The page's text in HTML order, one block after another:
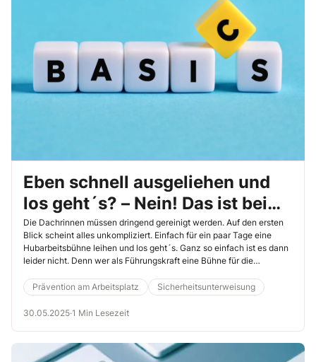
Eben schnell ausgeliehen und
los geht´s? – Nein! Das ist bei
Leihbühnen zu beachten
Die Dachrinnen müssen dringend gereinigt werden. Auf den ersten
Blick scheint alles unkompliziert. Einfach für ein paar Tage eine
Hubarbeitsbühne leihen und los geht´s. Ganz so einfach ist es dann
leider nicht. Denn wer als Führungskraft eine Bühne für die
stellt, übernimmt Verantwortung – und zwar nicht zu knapp.
Schaffen Sie durch Ihre Unterweisung mehr Bewusstsein für die
notwendigen Maßnahmen.
Prävention am Arbeitsplatz Sicherheitsunterweisung
30.05.2025·1 Min Lesezeit